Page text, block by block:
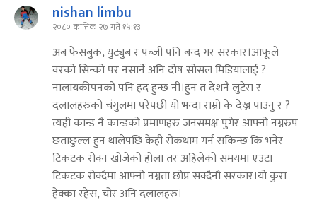
nishan limbu
२०८० कात्तिक २७ गते १५:१३
अब फेसबुक, युट्युब र पब्जी पनि बन्द गर सरकार।आफूले
वरको सिन्को पर नसार्ने अनि दोष सोसल मिडियालाई ?
नालायकीपनको पनि हद हुन्छ नी।हुन त देशनै लुटेरा र
दलालहरुको चंगुलमा परेपछी यो भन्दा राम्रो के देख्न पाउनु र ?
त्यही कान्ड नै कान्डको प्रमाणहरु जनसमक्ष पुगेर आफ्नो नग्नरुप
छताछुल्ल हुन थालेपछि केही रोकथाम गर्न सकिन्छ कि भनेर
टिकटक रोक्न खोजेको होला तर अहिलेको समयमा एउटा
टिकटक रोक्दैमा आफ्नो नग्नता छोप्न सक्दैनौ सरकार।यो कुरा
हेक्का रहेस, चोर अनि दलालहरु।